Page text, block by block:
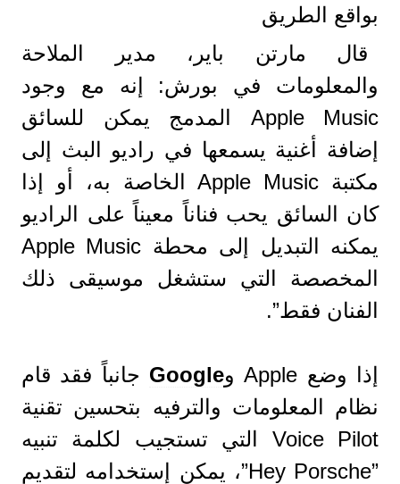
بواقع الطريق
قال مارتن باير، مدير الملاحة
والمعلومات في بورش: إنه مع وجود
Apple Music المدمج يمكن للسائق
إضافة أغنية يسمعها في راديو البث إلى
مكتبة Apple Music الخاصة به، أو إذا
كان السائق يحب فناناً معيناً على الراديو
يمكنه التبديل إلى محطة Apple Music
المخصصة التي ستشغل موسيقى ذلك
الفنان فقط”.
إذا وضع Apple و Google جانباً فقد قام
نظام المعلومات والترفيه بتحسين تقنية
Voice Pilot التي تستجيب لكلمة تنبيه
”Hey Porsche”، يمكن إستخدامه لتقديم